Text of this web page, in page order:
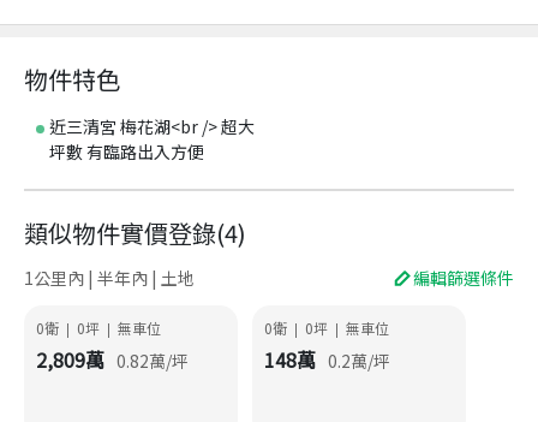
物件特色
近三清宮 梅花湖<br /> 超大
坪數 有臨路出入方便
類似物件實價登錄(4)
1公里內 | 半年內 | 土地 編輯篩選條件
0衛 | 0坪 | 無車位
2,809萬 0.82萬/坪
0衛 | 0坪 | 無車位
148萬 0.2萬/坪